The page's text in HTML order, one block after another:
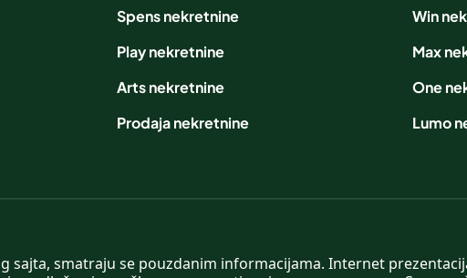
sajta, smatraju se pouzdanim informacijama. Internet
Spens nekretnine
Win
Play nekretnine
Max
Arts nekretnine
One
Prodaja nekretnine Lumo